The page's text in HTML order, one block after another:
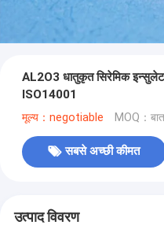
AL2O3 धातुकृत सिरेमिक
ISO14001
मूल्य：negotiable MOQ：
सबसे अच्छी कीमत
उत्पाद विवरण